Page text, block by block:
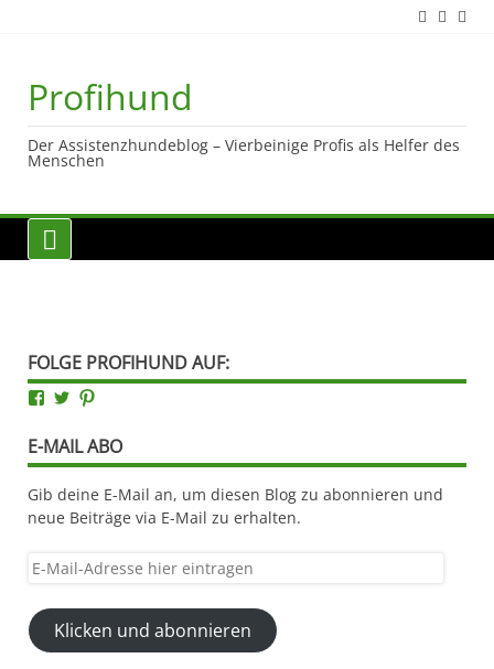
Profihund
Der Assistenzhundeblog – Vierbeinige Profis als Helfer des
Menschen
FOLGE PROFIHUND AUF:
Facebook
Twitter
E-MAIL ABO
Gib deine E-Mail an, um diesen Blog zu abonnieren und
neue Beiträge via E-Mail zu erhalten.
E-
Adresse
hier
eintragen
Klicken und abonnieren